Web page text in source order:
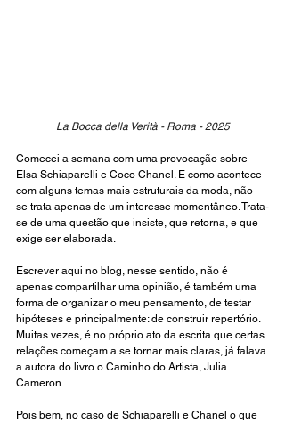
La Bocca della Verità - Roma - 2025
Comecei a semana com uma provocação sobre
Elsa Schiaparelli e Coco Chanel. E como acontece
com alguns temas mais estruturais da moda, não
se trata apenas de um interesse momentâneo. Trata-
se de uma questão que insiste, que retorna, e que
exige ser elaborada.
Escrever aqui no blog, nesse sentido, não é
apenas compartilhar uma opinião, é também uma
forma de organizar o meu pensamento, de testar
hipóteses e principalmente: de construir repertório.
Muitas vezes, é no próprio ato da escrita que certas
relações começam a se tornar mais claras, já falava
a autora do livro o Caminho do Artista, Julia
Cameron.
Pois bem, no caso de Schiaparelli e Chanel o que